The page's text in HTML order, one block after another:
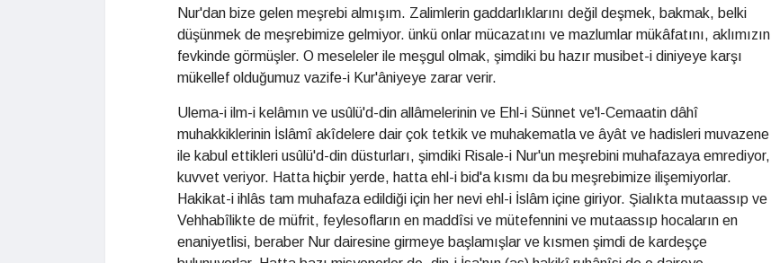
Nur'dan bize gelen meşrebi almışım. Zalimlerin gaddarlıklarını değil deşmek, bakmak, belki
düşünmek de meşrebimize gelmiyor. ünkü onlar mücazatını ve mazlumlar mükâfatını, aklımızın
fevkinde görmüşler. O meseleler ile meşgul olmak, şimdiki bu hazır musibet-i diniyeye karşı
mükellef olduğumuz vazife-i Kur'âniyeye zarar verir.
Ulema-i ilm-i kelâmın ve usûlü'd-din allâmelerinin ve Ehl-i Sünnet ve'l-Cemaatin dâhî
muhakkiklerinin İslâmî akîdelere dair çok tetkik ve muhakematla ve âyât ve hadisleri muvazene
ile kabul ettikleri usûlü'd-din düsturları, şimdiki Risale-i Nur'un meşrebini muhafazaya emrediyor,
kuvvet veriyor. Hatta hiçbir yerde, hatta ehl-i bid'a kısmı da bu meşrebimize ilişemiyorlar.
Hakikat-i ihlâs tam muhafaza edildiği için her nevi ehl-i İslâm içine giriyor. Şialıkta mutaassıp ve
Vehhabîlikte de müfrit, feylesofların en maddîsi ve mütefennini ve mutaassıp hocaların en
enaniyetlisi, beraber Nur dairesine girmeye başlamışlar ve kısmen şimdi de kardeşçe